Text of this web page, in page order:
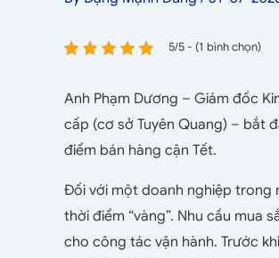
5/5 - (1 bình chọn)
Anh Phạm Dương – Giám đốc
cấp (cơ sở Tuyên Quang) – bắt
điểm bán hàng cận Tết.
Đối với một doanh nghiệp trong
thời điểm “vàng”. Nhu cầu mua
cho công tác vận hành. Trước